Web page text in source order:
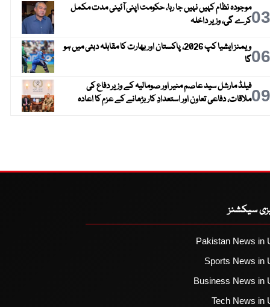
03موجودہ نظام کہیں نہیں جا رہا، حکومت اپنی آئینی مدت مکمل
کرے گی، وزیر داخلہ
06
ویمنز ایشیا کپ 2026، پاکستان اور بھارت کا مقابلہ دبئی میں ہو
گا
09فیلڈ مارشل سید عاصم منیر اور صومالیہ کے وزیر دفاع کی
ملاقات، دفاعی تعاون اور استعدادِ کار بڑھانے کے عزم کا اعادہ
سیکشنز
Pakistan News in
Sports News in
Business News in
Tech News in